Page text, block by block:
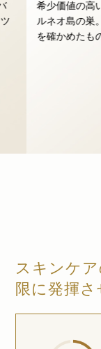
希少価値の高
ルネオ島の巣
を確かめたも
スキンケ
限に発揮